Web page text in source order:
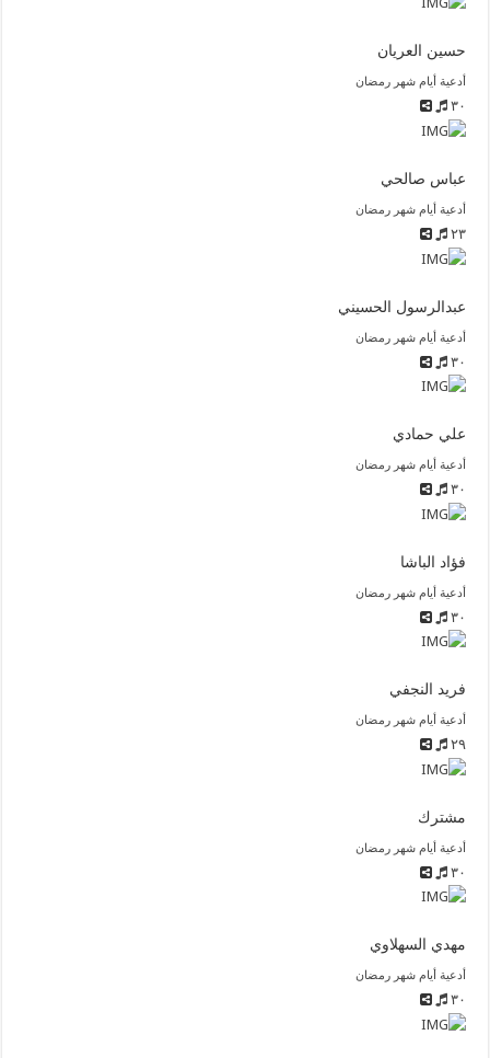
حسين العريان
أدعية أيام شهر رمضان
٣٠
عباس صالحي
أدعية أيام شهر رمضان
٢٣
عبدالرسول الحسيني
أدعية أيام شهر رمضان
٣٠
علي حمادي
أدعية أيام شهر رمضان
٣٠
فؤاد الباشا
أدعية أيام شهر رمضان
٣٠
فريد النجفي
أدعية أيام شهر رمضان
٢٩
مشترك
أدعية أيام شهر رمضان
٣٠
مهدي السهلاوي
أدعية أيام شهر رمضان
٣٠